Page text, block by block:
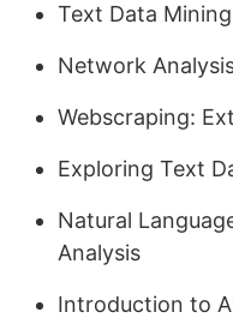
Text Data
Network
Webscraping:
Exploring Text
Natural
Analysis
Introduction to